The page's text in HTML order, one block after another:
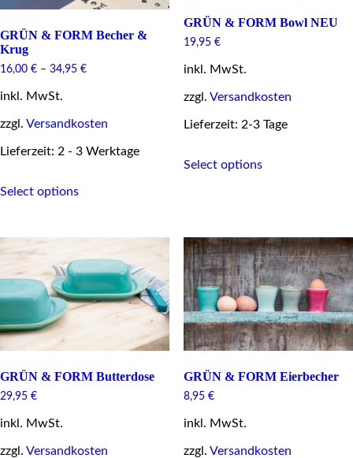
GRÜN & FORM Becher &
Krug
16,00 € – 34,95 €
inkl. MwSt.
zzgl. Versandkosten
Lieferzeit: 2 - 3 Werktage
Select optionsproduct
variants.
options
may
be
chosen
page
GRÜN & FORM Bowl NEU
19,95 €
inkl. MwSt.
zzgl. Versandkosten
Lieferzeit: 2-3 Tage
Select optionsproduct
options
may
be
chosen
on
the
product
page
GRÜN & FORM Butterdose
29,95 €
inkl. MwSt.
zzgl. Versandkosten
GRÜN & FORM Eierbecher
8,95 €
inkl. MwSt.
zzgl. Versandkosten